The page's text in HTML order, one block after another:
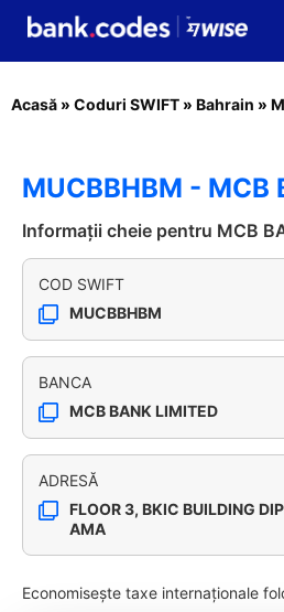
Acasă » Coduri SWIFT » Bahrain »
MUCBBHBM - MCB
Informații cheie pentru MCB
COD SWIFT
MUCBBHBM
BANCA
MCB BANK LIMITED
ADRESĂ
FLOOR 3, BKIC BUILDING
AMA
Economisește taxe internaționale